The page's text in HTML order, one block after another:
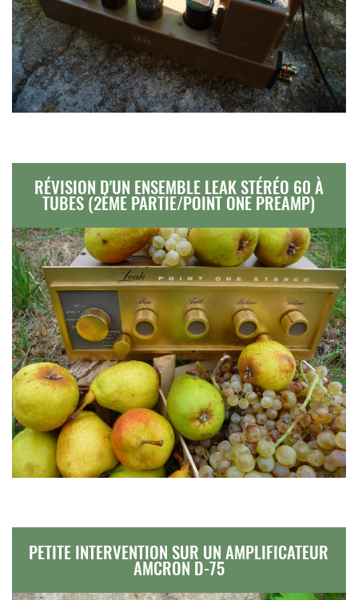
RÉVISION D'UN ENSEMBLE LEAK STÉRÉO 60 À
TUBES (2ÈME PARTIE/POINT ONE PREAMP)
PETITE INTERVENTION SUR UN AMPLIFICATEUR
AMCRON D-75